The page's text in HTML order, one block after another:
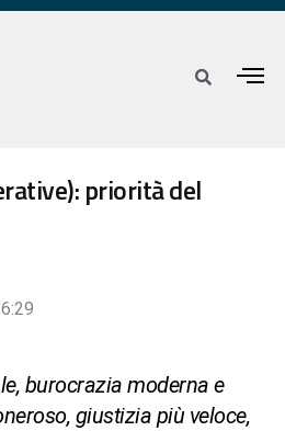
priorità del
burocrazia moderna e
giustizia più veloce,